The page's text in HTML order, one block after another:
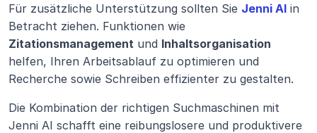
Für zusätzliche Unterstützung sollten Sie Jenni AI in
Zitationsmanagement und Inhaltsorganisation
helfen, Ihren Arbeitsablauf zu optimieren und
Recherche sowie Schreiben effizienter zu gestalten.
Die Kombination der richtigen Suchmaschinen mit
Jenni AI schafft eine reibungslosere und produktivere